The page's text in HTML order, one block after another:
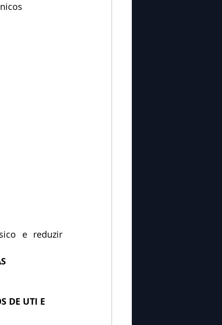
e reduzir
DE UTI E